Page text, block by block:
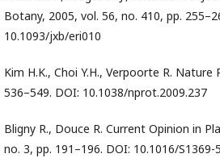
Botany, 2005, vol. 56, no. 410, pp.
10.1093/jxb/eri010
Kim H.K., Choi Y.H., Verpoorte R.
536–549. DOI: 10.1038/nprot.2009.237
Bligny R., Douce R. Current Opinion in
no. 3, pp. 191–196. DOI: 10.1016/S1369-